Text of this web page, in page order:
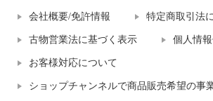
会社概要/免許情報 特定商取引法
古物営業法に基づく表示 個人情
お客様対応について
ショップチャンネルで商品販売希望の事